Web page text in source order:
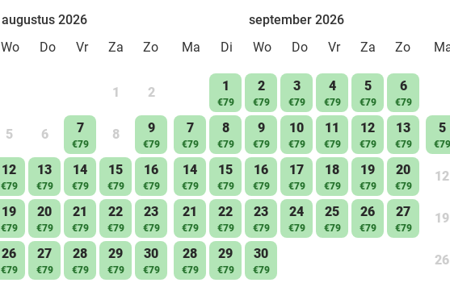
augustus 2026
Wo Do Vr Za Zo
1 2
5 6 7
€79
8 9
€79
12
€79
13
€79
14
€79
15
€79
16
€79
19
€79
20
€79
21
€79
22
€79
23
€79
26
€79
27
€79
28
€79
29
€79
30
€79
september 2026
Ma
Di Wo Do Vr Za Zo
1
€79
2
€79
3
€79
4
€79
5
€79
6
€79
7
€79
8
€79
9
€79
10
€79
11
€79
12
€79
13
€79
14
€79
15
€79
16
€79
17
€79
18
€79
19
€79
20
€79
21
€79
22
€79
23
€79
24
€79
25
€79
26
€79
27
€79
28
€79
29
€79
30
€79
5
€79
12
19
26